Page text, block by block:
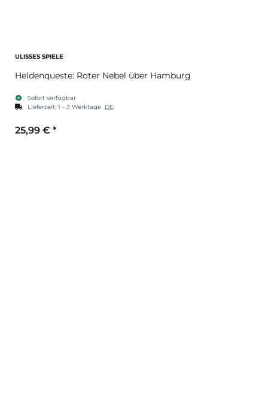
ULISSES SPIELE
Heldenqueste: Roter Nebel über Hamburg
Sofort verfügbar
Lieferzeit: 1 - 3 Werktage DE
25,99 € *